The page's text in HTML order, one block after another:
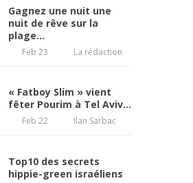
Gagnez une nuit une
nuit de rêve sur la
plage...
Feb 23 La rédaction
« Fatboy Slim » vient
fêter Pourim à Tel Aviv...
Feb 22 Ilan Sarbac
Top10 des secrets
hippie-green israéliens